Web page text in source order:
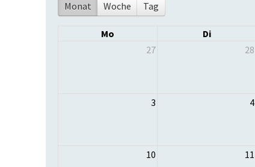
Monat Woche Tag
Mo Di
27
28
3 4
10 11